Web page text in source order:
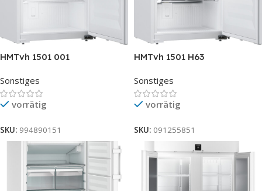
HMTvh 1501 001
Sonstiges
vorrätig
SKU: 994890151
HMTvh 1501 H63
Sonstiges
vorrätig
SKU: 091255851